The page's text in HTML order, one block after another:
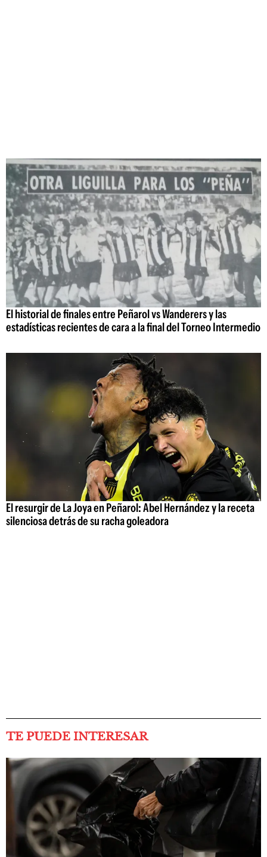
El historial de finales entre Peñarol vs Wanderers y las
estadísticas recientes de cara a la final del Torneo Intermedio
El resurgir de La Joya en Peñarol: Abel Hernández y la receta
silenciosa detrás de su racha goleadora
TE PUEDE INTERESAR